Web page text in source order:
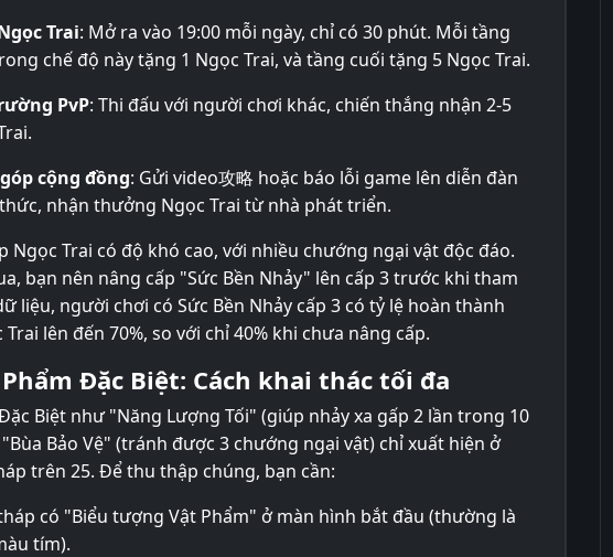
Trai: Mở ra vào 19:00 mỗi ngày, chỉ có 30 phút. Mỗi tầng
chế độ này tặng 1 Ngọc Trai, và tầng cuối tặng 5 Ngọc Trai.
PvP: Thi đấu với người chơi khác, chiến thắng nhận 2-5
cộng đồng: Gửi video攻略 hoặc báo lỗi game lên diễn đàn
nhận thưởng Ngọc Trai từ nhà phát triển.
Ngọc Trai có độ khó cao, với nhiều chướng ngại vật độc đáo.
bạn nên nâng cấp "Sức Bền Nhảy" lên cấp 3 trước khi tham
liệu, người chơi có Sức Bền Nhảy cấp 3 có tỷ lệ hoàn thành
Trai lên đến 70%, so với chỉ 40% khi chưa nâng cấp.
Đặc Biệt: Cách khai thác tối đa
Biệt như "Năng Lượng Tối" (giúp nhảy xa gấp 2 lần trong 10
Bảo Vệ" (tránh được 3 chướng ngại vật) chỉ xuất hiện ở
trên 25. Để thu thập chúng, bạn cần:
có "Biểu tượng Vật Phẩm" ở màn hình bắt đầu (thường là
tím).